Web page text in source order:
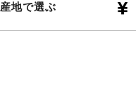
産地で選ぶ